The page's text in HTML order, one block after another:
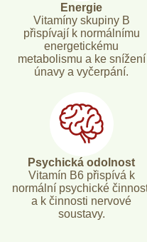
Energie
Vitamíny skupiny B
přispívají k normálnímu
energetickému
metabolismu a ke snížení
únavy a vyčerpání.
Psychická odolnost
Vitamín B6 přispívá k
normální psychické
a k činnosti nervové
soustavy.